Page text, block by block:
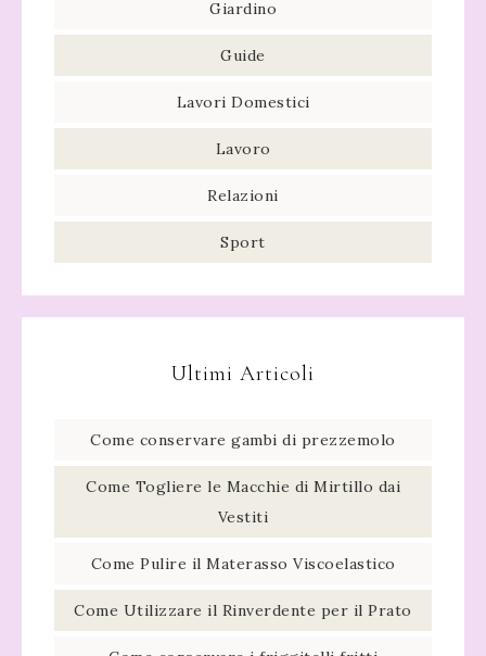
Giardino
Guide
Lavori Domestici
Lavoro
Relazioni
Sport
Ultimi Articoli
Come conservare gambi di prezzemolo​
Come Togliere le Macchie di Mirtillo dai
Vestiti
Come Pulire il Materasso Viscoelastico
Come Utilizzare il Rinverdente per il Prato